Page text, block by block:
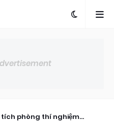
tích phòng thí nghiệm